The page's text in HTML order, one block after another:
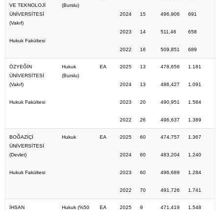
VE TEKNOLOJİ
ÜNİVERSİTESİ
(Vakıf)
Hukuk Fakültesi
(Burslu)
2024
2023
2022
15
14
16
496,906
511,46
509,851
691
658
689
ÖZYEĞİN
ÜNİVERSİTESİ
(Vakıf)
Hukuk Fakültesi
Hukuk
(Burslu)
EA 2025
2024
2023
2022
13
13
20
26
478,656
486,427
490,951
496,637
1.181
1.091
1.584
1.389
BOĞAZİÇİ
ÜNİVERSİTESİ
(Devlet)
Hukuk Fakültesi
Hukuk EA 2025
2024
2023
2022
60
60
60
70
474,757
483,204
496,689
491,726
1.367
1.240
1.284
1.741
İHSAN
Hukuk (%50
EA 2025 9 471,419 1.548